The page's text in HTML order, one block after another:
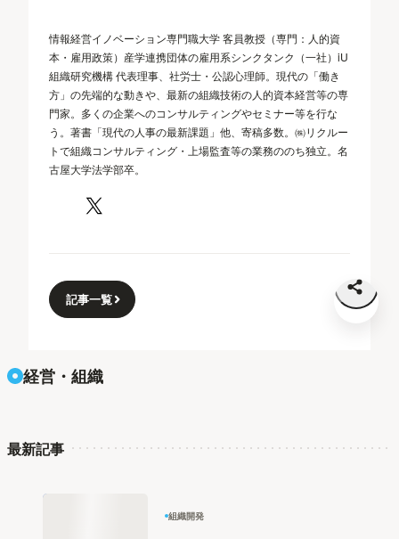
情報経営イノベーション専門職大学 客員教授（専門：人的資
本・雇用政策）産学連携団体の雇用系シンクタンク（一社）iU
組織研究機構 代表理事、社労士・公認心理師。現代の「働き
方」の先端的な動きや、最新の組織技術の人的資本経営等の専
門家。多くの企業へのコンサルティングやセミナー等を行な
う。著書「現代の人事の最新課題」他、寄稿多数。㈱リクルー
トで組織コンサルティング・上場監査等の業務ののち独立。名
古屋大学法学部卒。
記事一覧
経営・組織
最新記事
組織開発